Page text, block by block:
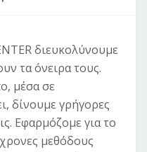
διευκολύνουμε
τα όνειρα τους.
μέσα σε
δίνουμε γρήγορες
Εφαρμόζομε για το
μεθόδους